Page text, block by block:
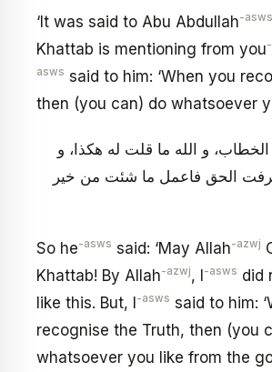
‘It was said to Abu Abdullah-asws
Khattab is mentioning from you
asws said to him: ‘When you
then (you can) do whatsoever
الخطاب، و الله ما قلت له هكذا، و
الحق فاعمل ما شئت من خير
So he-asws said: ‘May Allah-azwj
Khattab! By Allah-azwj, I -asws did
like this. But, I
-asws said to him:
recognise the Truth, then (you
whatsoever you like from the